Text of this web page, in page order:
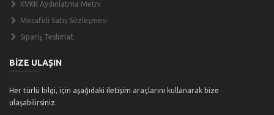
KVKK Aydınlatma Metni
Mesafeli Satış Sözleşmesi
Sipariş Teslimat
BİZE ULAŞIN
Her türlü bilgi, için aşağıdaki iletişim araçlarını kullanarak bize
ulaşabilirsiniz.